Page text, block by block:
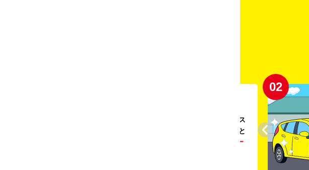
。ガソリンス
タンドや整備工場の既存インフラを活用すること
リー
02